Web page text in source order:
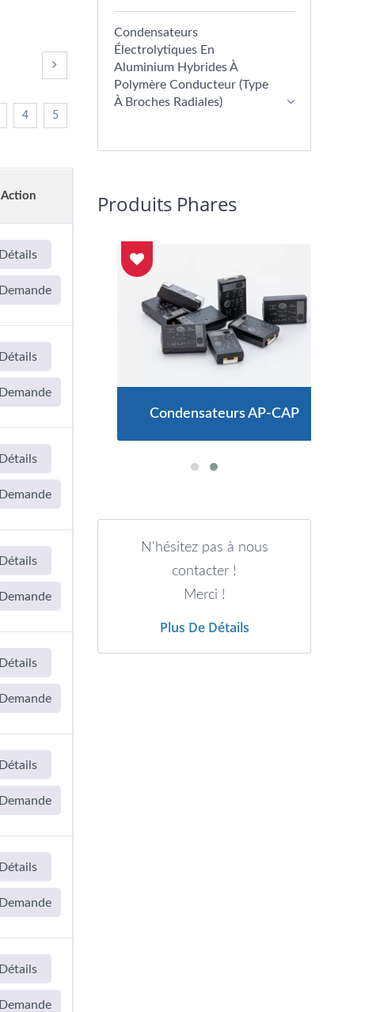
4 5
Action
Détails
Demande
Détails
Demande
Détails
Demande
Détails
Demande
Détails
Demande
Détails
Demande
Détails
Demande
Détails
Demande
Condensateurs
Électrolytiques En
Aluminium Hybrides À
Polymère Conducteur (type
À Broches Radiales)
Produits Phares
Condensateurs AP-CAP
N'hésitez pas à nous
contacter !
Merci !
Plus De Détails